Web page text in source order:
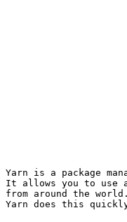
Yarn is a package
It allows you to use
from around the world.